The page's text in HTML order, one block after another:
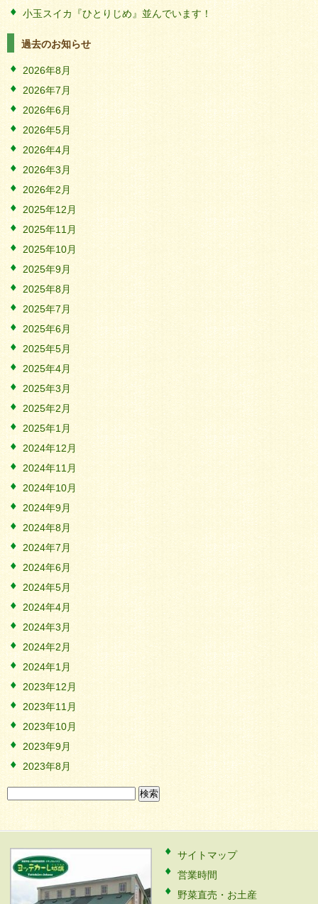
小玉スイカ『ひとりじめ』並んでいます！
過去のお知らせ
2026年8月
2026年7月
2026年6月
2026年5月
2026年4月
2026年3月
2026年2月
2025年12月
2025年11月
2025年10月
2025年9月
2025年8月
2025年7月
2025年6月
2025年5月
2025年4月
2025年3月
2025年2月
2025年1月
2024年12月
2024年11月
2024年10月
2024年9月
2024年8月
2024年7月
2024年6月
2024年5月
2024年4月
2024年3月
2024年2月
2024年1月
2023年12月
2023年11月
2023年10月
2023年9月
2023年8月
索:
サイトマップ
営業時間
野菜直売・お土産